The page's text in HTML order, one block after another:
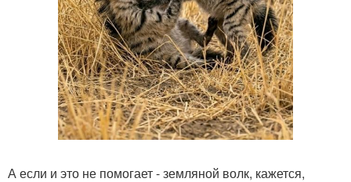
А если и это не помогает - земляной волк, кажется,